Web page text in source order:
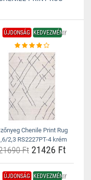
ÚJDONSÁG KEDVEZMÉNY
Chenile Print Rug
2,3 RS2227PT-4 krém
Ft21426 Ft
ÚJDONSÁG KEDVEZMÉNY